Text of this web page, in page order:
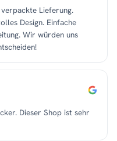
Lieferung.
Design. Einfache
Wir würden uns
Dieser Shop ist sehr